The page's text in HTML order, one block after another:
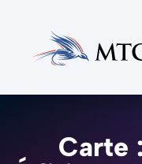
Carte